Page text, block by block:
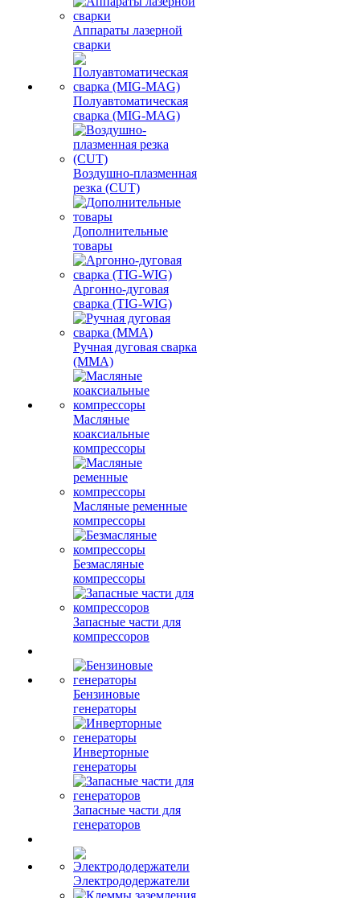
Аппараты лазерной
сварки
Полуавтоматическая
сварка (MIG-MAG)
Воздушно-плазменная
резка (CUT)
Дополнительные
товары
Аргонно-дуговая
сварка (TIG-WIG)
Ручная дуговая сварка
(MMA)
Масляные
коаксиальные
компрессоры
Масляные ременные
компрессоры
Безмасляные
компрессоры
Запасные части для
компрессоров
Бензиновые
генераторы
Инверторные
генераторы
Запасные части для
генераторов
Электрододержатели